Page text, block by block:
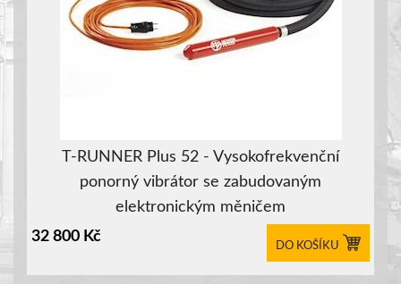
T-RUNNER Plus 52 - Vysokofrekvenční
ponorný vibrátor se zabudovaným
elektronickým měničem
32 800 Kč
DO KOŠÍKU